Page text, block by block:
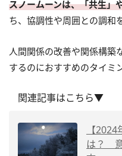
スノームーンは、「共生」
ち、協調性や周囲との調和
人間関係の改善や関係構築
するのにおすすめのタイミ
関連記事はこちら▼
【
は？